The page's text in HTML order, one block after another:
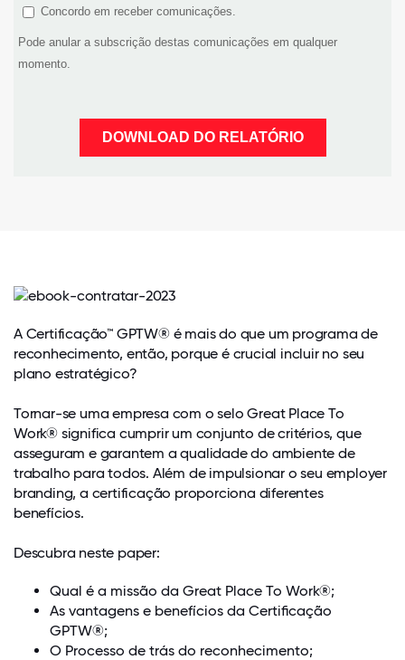
A Certificação™ GPTW® é mais do que um programa de
reconhecimento, então, porque é crucial incluir no seu
plano estratégico?
Tornar-se uma empresa com o selo Great Place To
Work® significa cumprir um conjunto de critérios, que
asseguram e garantem a qualidade do ambiente de
trabalho para todos. Além de impulsionar o seu employer
branding, a certificação proporciona diferentes
benefícios.
Descubra neste paper:
Qual é a missão da Great Place To Work®;
As vantagens e benefícios da Certificação
GPTW®;
O Processo de trás do reconhecimento;